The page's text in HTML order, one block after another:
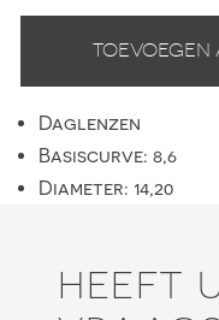
Daglenzen
Basiscurve: 8,6
Diameter: 14,20
HEEFT